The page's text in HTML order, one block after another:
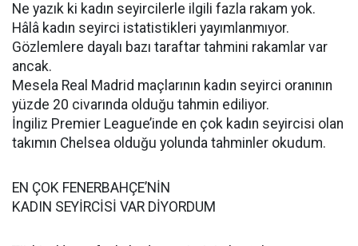
Ne yazık ki kadın seyircilerle ilgili fazla rakam yok.
Hâlâ kadın seyirci istatistikleri yayımlanmıyor.
Gözlemlere dayalı bazı taraftar tahmini rakamlar var
ancak.
Mesela Real Madrid maçlarının kadın seyirci oranının
yüzde 20 civarında olduğu tahmin ediliyor.
İngiliz Premier League’inde en çok kadın seyircisi olan
takımın Chelsea olduğu yolunda tahminler okudum.
EN ÇOK FENERBAHÇE’NİN
KADIN SEYİRCİSİ VAR DİYORDUM